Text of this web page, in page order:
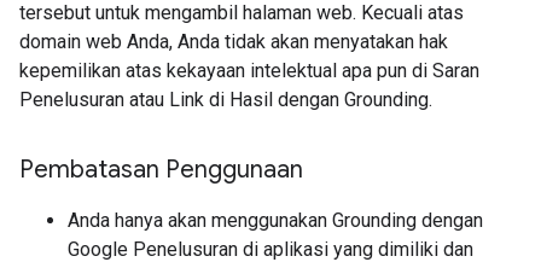
tersebut untuk mengambil halaman web. Kecuali atas
domain web Anda, Anda tidak akan menyatakan hak
kepemilikan atas kekayaan intelektual apa pun di Saran
Penelusuran atau Link di Hasil dengan Grounding.
Pembatasan Penggunaan
Anda hanya akan menggunakan Grounding dengan
Google Penelusuran di aplikasi yang dimiliki dan